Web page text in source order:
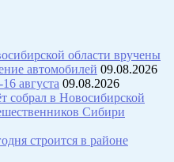
области вручены
автомобилей 09.08.2026
августа 09.08.2026
собрал в Новосибирской
Сибири
строится в районе